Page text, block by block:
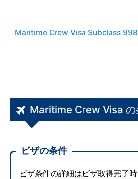
Maritime Crew Visa Subclass
Maritime Crew Visa の
ビザの条件
ビザ条件の詳細はビザ取得完了